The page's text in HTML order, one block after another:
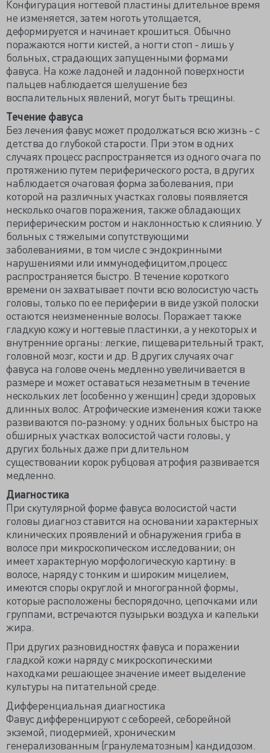
Конфигурация ногтевой пластины длительное время
не изменяется, затем ноготь утолщается,
деформируется и начинает крошиться. Обычно
поражаются ногти кистей, а ногти стоп - лишь у
больных, страдающих запущенными формами
фавуса. На коже ладоней и ладонной поверхности
пальцев наблюдается шелушение без
воспалительных явлений, могут быть трещины.
Течение фавуса
Без лечения фавус может продолжаться всю жизнь - с
детства до глубокой старости. При этом в одних
случаях процесс распространяется из одного очага по
протяжению путем периферического роста, в других
наблюдается очаговая форма заболевания, при
которой на различных участках головы появляется
несколько очагов поражения, также обладающих
периферическим ростом и наклонностью к слиянию. У
больных с тяжелыми сопутствующими
заболеваниями, в том числе с эндокринными
нарушениями или иммунодефицитом,процесс
распространяется быстро. В течение короткого
времени он захватывает почти всю волосистую часть
головы, только по ее периферии в виде узкой полоски
остаются неизмененные волосы. Поражает также
гладкую кожу и ногтевые пластинки, а у некоторых и
внутренние органы: легкие, пищеварительный тракт,
головной мозг, кости и др. В других случаях очаг
фавуса на голове очень медленно увеличивается в
размере и может оставаться незаметным в течение
нескольких лет (особенно у женщин) среди здоровых
длинных волос. Атрофические изменения кожи также
развиваются по-разному: у одних больных быстро на
обширных участках волосистой части головы, у
других больных даже при длительном
существовании корок рубцовая атрофия развивается
медленно.
Диагностика
При скутулярной форме фавуса волосистой части
головы диагноз ставится на основании характерных
клинических проявлений и обнаружения гриба в
волосе при микроскопическом исследовании; он
имеет характерную морфологическую картину: в
волосе, наряду с тонким и широким мицелием,
имеются споры округлой и многогранной формы,
которые расположены беспорядочно, цепочками или
группами, встречаются пузырьки воздуха и капельки
жира.
При других разновидностях фавуса и поражении
гладкой кожи наряду с микроскопическими
находками решающее значение имеет выделение
культуры на питательной среде.
Дифференциальная диагностика
Фавус дифференцируют с себореей, себорейной
экземой, пиодермией, хроническим
генерализованным (гранулематозным) кандидозом.